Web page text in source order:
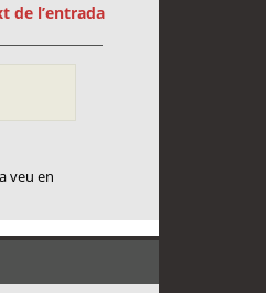
de l’entrada
veu en